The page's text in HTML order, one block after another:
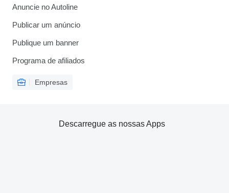
Anuncie no Autoline
Publicar um anúncio
Publique um banner
Programa de afiliados
Empresas
Descarregue as nossas Apps